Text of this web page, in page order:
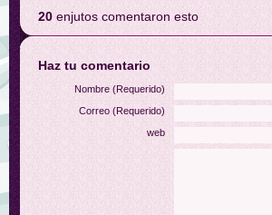
20 enjutos comentaron esto
Haz tu comentario
Nombre (Requerido)
Correo (Requerido)
web